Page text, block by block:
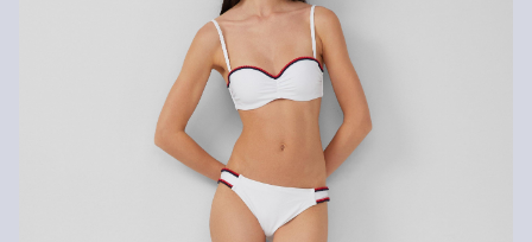
Du kannst deine Artikel innerhalb von 14 Tagen kostenlos an uns
zurücksenden. Wir übernehmen die Rücksendekosten.
Wenn du unsere s.Oliver Card besitzt, kannst du Artikel sogar
innerhalb von 30 Tagen kostenlos zurückgeben.